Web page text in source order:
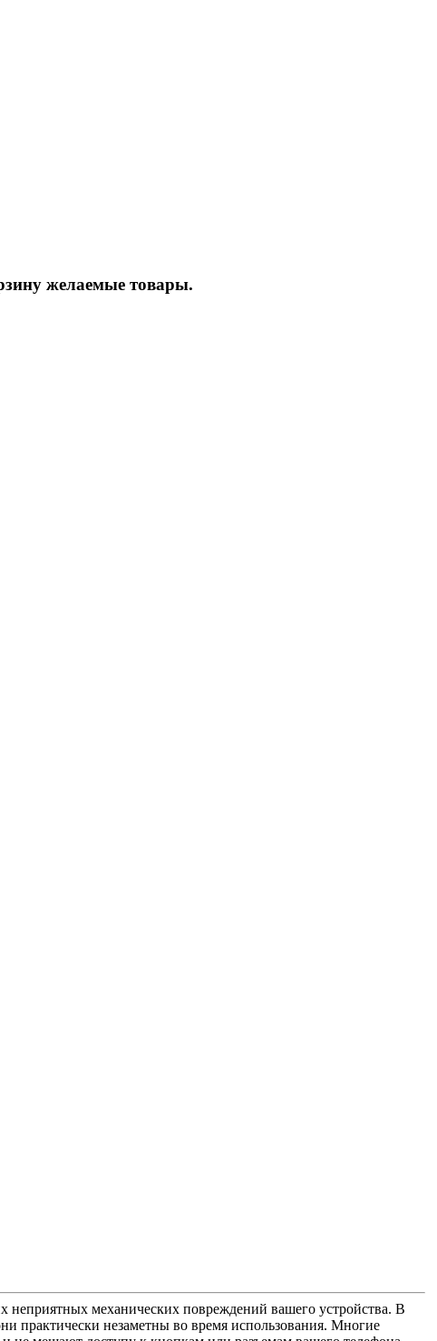
желаемые товары.
неприятных механических повреждений вашего устройства. В
практически незаметны во время использования. Многие